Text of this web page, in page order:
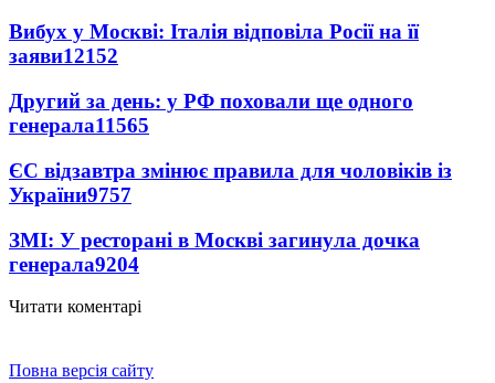
Вибух у Москві: Італія відповіла Росії на її
заяви12152
Другий за день: у РФ поховали ще одного
генерала11565
ЄС відзавтра змінює правила для чоловіків із
України9757
ЗМІ: У ресторані в Москві загинула дочка
генерала9204
Читати коментарі
Повна версія сайту